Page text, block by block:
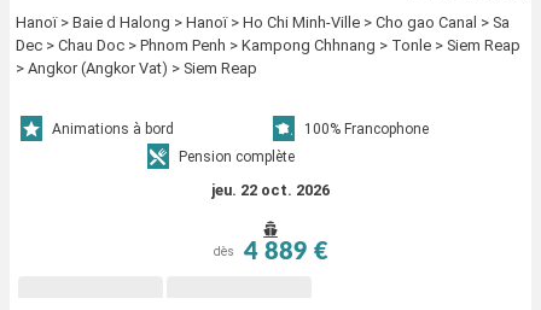
Hanoï > Baie d Halong > Hanoï > Ho Chi Minh-Ville > Cho gao Canal > Sa
Dec > Chau Doc > Phnom Penh > Kampong Chhnang > Tonle > Siem Reap
> Angkor (Angkor Vat) > Siem Reap
Animations à bord
100% Francophone
Pension complète
jeu. 22 oct. 2026
dès 4 889 €